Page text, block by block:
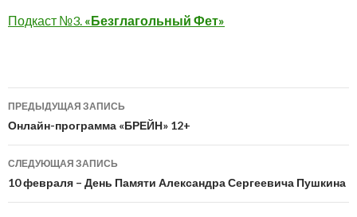
Подкаст №3. «Безглагольный Фет»
Навигация
по
записям
ПРЕДЫДУЩАЯ ЗАПИСЬ
Онлайн-программа «БРЕЙН» 12+
СЛЕДУЮЩАЯ ЗАПИСЬ
10 февраля – День Памяти Александра Сергеевича Пушкина